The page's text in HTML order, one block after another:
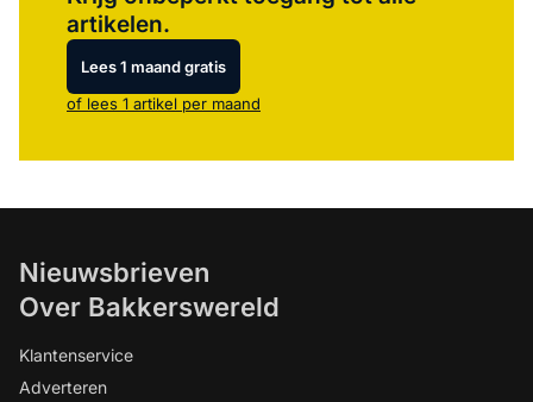
artikelen.
Lees 1 maand gratis
of lees 1 artikel per maand
Nieuwsbrieven
Over Bakkerswereld
Klantenservice
Adverteren